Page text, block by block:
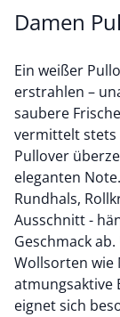
Damen
Ein weißer
erstrahlen –
saubere
vermittelt stets
Pullover
eleganten
Rundhals,
Ausschnitt -
Geschmack
Wollsorten wie
atmungsaktive
eignet sich